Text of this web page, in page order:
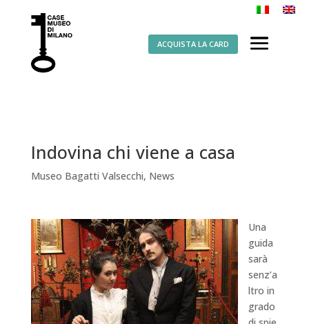
ACQUISTA LA CARD
Indovina chi viene a casa
Museo Bagatti Valsecchi, News
Una
guida
sarà
senz’a
ltro in
grado